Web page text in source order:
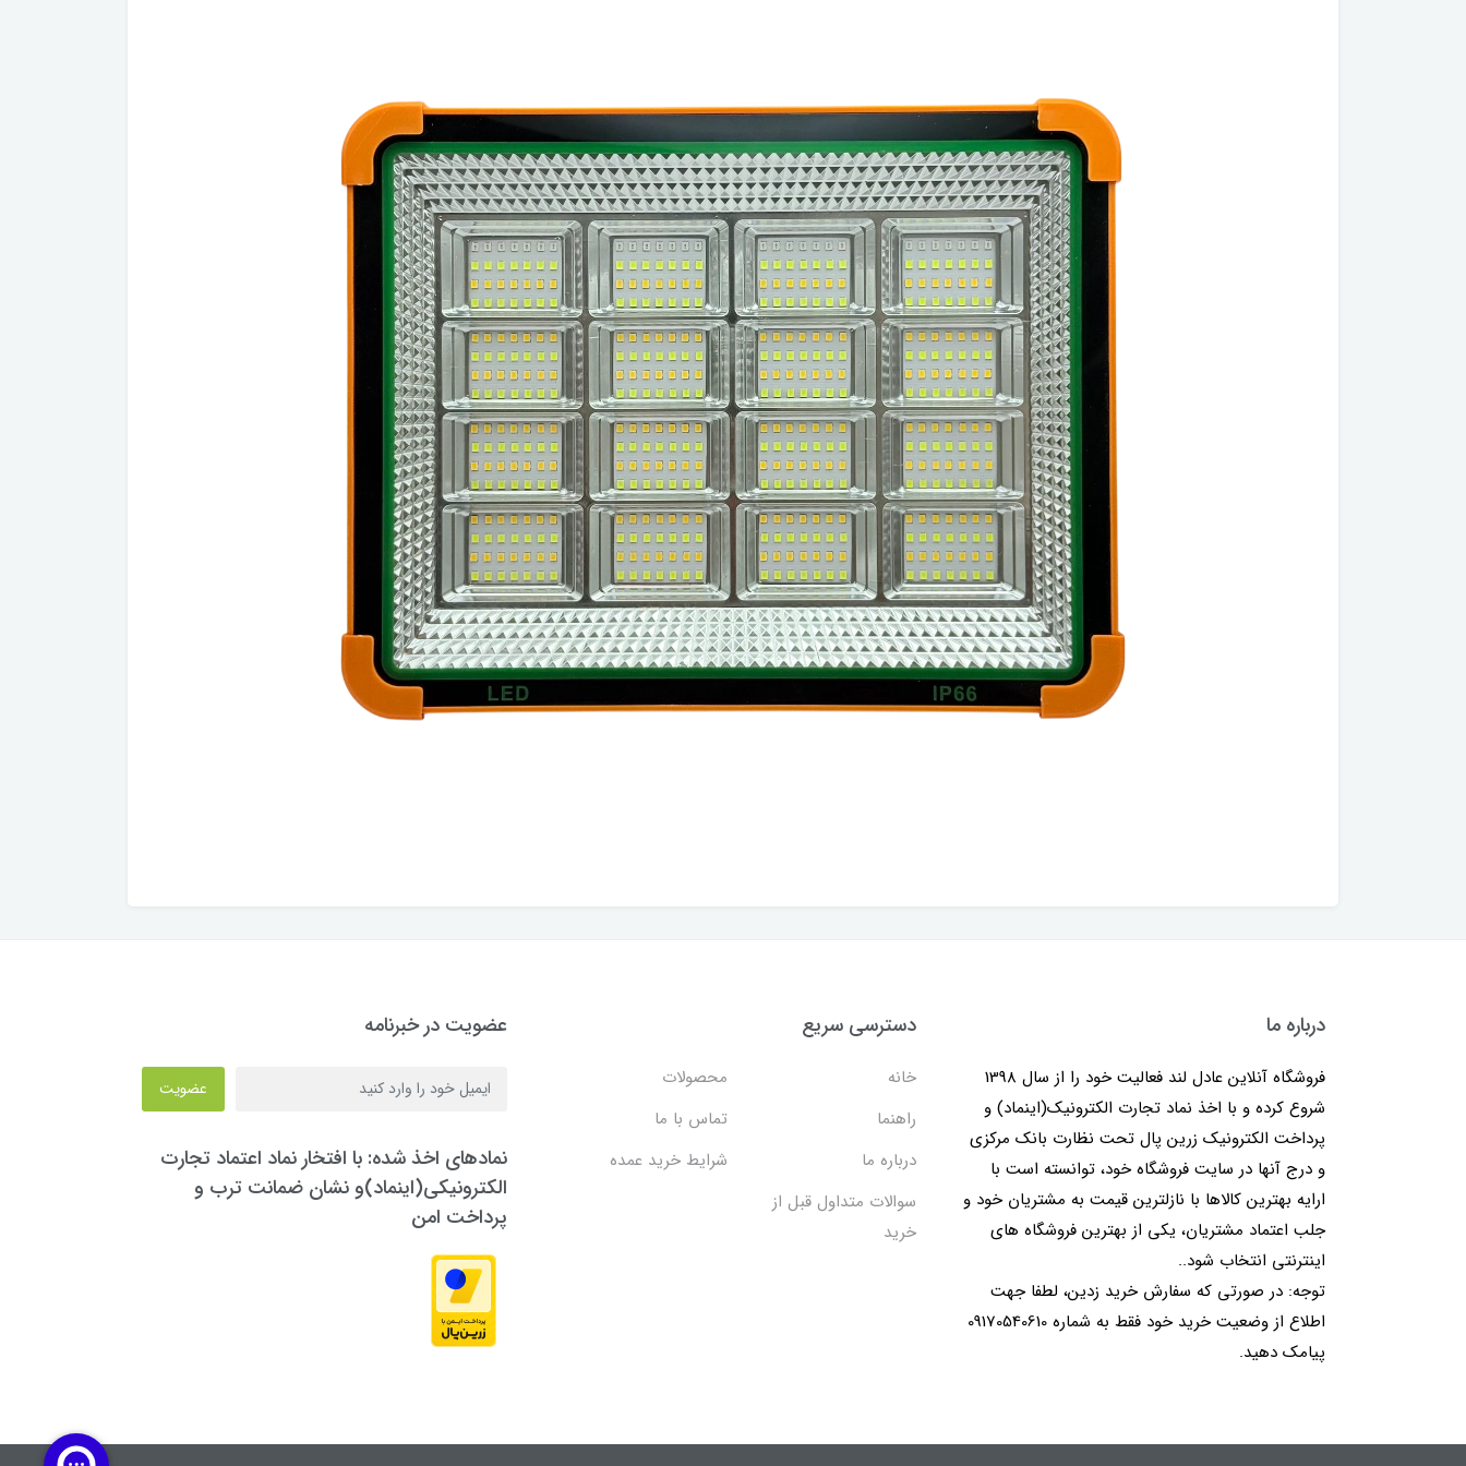
درباره ما
فروشگاه آنلاین عادل لند فعالیت خود را از سال 1398
شروع کرده و با اخذ نماد تجارت الکترونیک(اینماد) و
پرداخت الکترونیک زرین پال تحت نظارت بانک مرکزی
و درج آنها در سایت فروشگاه خود، توانسته است با
ارایه بهترین کالاها با نازلترین قیمت به مشتریان خود و
جلب اعتماد مشتریان، یکی از بهترین فروشگاه های
اینترنتی انتخاب شود..
توجه: در صورتی که سفارش خرید زدین، لطفا جهت
اطلاع از وضعیت خرید خود فقط به شماره 09170540610
پیامک دهید.
دسترسی سریع
خانه
محصولات
راهنما
تماس با ما
درباره ما
شرایط خرید عمده
سوالات متداول قبل از
خرید
عضویت در خبرنامه
عضویت
نمادهای اخذ شده: با افتخار نماد اعتماد تجارت
الکترونیکی(اینماد)و نشان ضمانت ترب و
پرداخت امن